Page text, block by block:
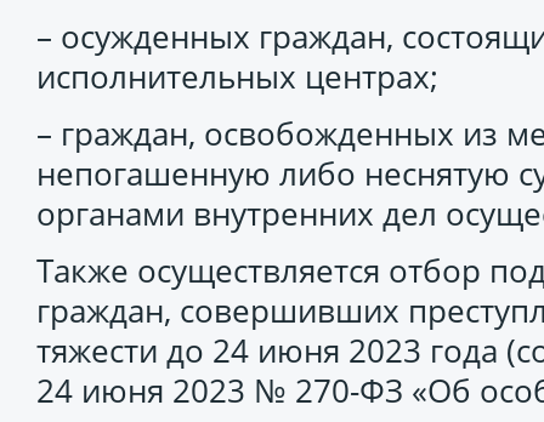
– осужденных граждан,
исполнительных центрах;
– граждан, освобожденных из
непогашенную либо неснятую
органами внутренних дел
Также осуществляется отбор
граждан, совершивших
тяжести до 24 июня 2023 года
24 июня 2023 № 270-ФЗ «Об